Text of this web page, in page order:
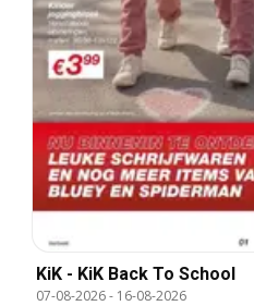
KiK - KiK Back To School
07-08-2026- 16-08-2026